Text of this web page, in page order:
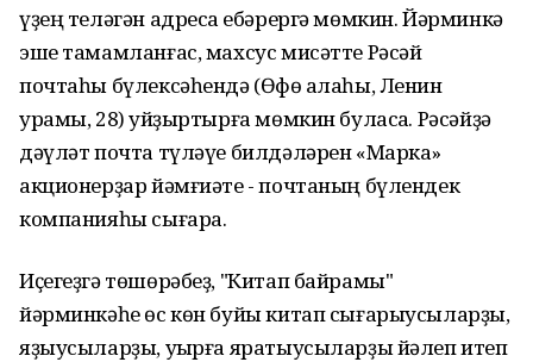
үҙең теләгән адресҡа ебәрергә мөмкин. Йәрминкә
эше тамамланғас, махсус мисәтте Рәсәй
почтаһы бүлексәһендә (Өфө ҡалаһы, Ленин
урамы, 28) ҡуйҙыртырға мөмкин буласаҡ. Рәсәйҙә
дәүләт почта түләүе билдәләрен «Марка»
акционерҙар йәмғиәте - почтаның бүлендек
компанияһы сығара.
Иҫегеҙгә төшөрәбеҙ, "Китап байрамы"
йәрминкәһе өс көн буйы китап сығарыусыларҙы,
яҙыусыларҙы, уҡырға яратыусыларҙы йәлеп итеп